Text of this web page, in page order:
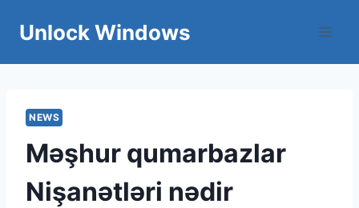
Unlock Windows
NEWS
Məşhur qumarbazlar
Nişanətləri nədir